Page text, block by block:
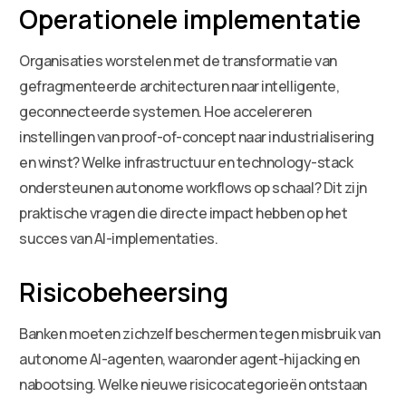
Operationele implementatie
Organisaties worstelen met de transformatie van
gefragmenteerde architecturen naar intelligente,
geconnecteerde systemen. Hoe accelereren
instellingen van proof-of-concept naar industrialisering
en winst? Welke infrastructuur en technology-stack
ondersteunen autonome workflows op schaal? Dit zijn
praktische vragen die directe impact hebben op het
succes van AI-implementaties.
Risicobeheersing
Banken moeten zichzelf beschermen tegen misbruik van
autonome AI-agenten, waaronder agent-hijacking en
nabootsing. Welke nieuwe risicocategorieën ontstaan